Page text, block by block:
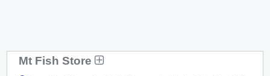
Mt Fish Store